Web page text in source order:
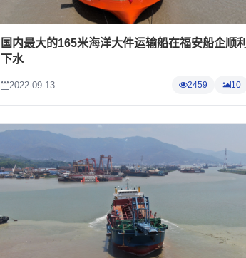
国内最大的165米海洋大件运输船在福安船企顺利
下水
2022-09-13 2459 10